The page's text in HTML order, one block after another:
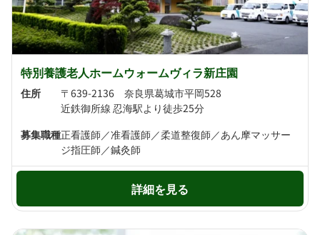
特別養護老人ホームウォームヴィラ新庄園
住所
〒639-2136 奈良県葛城市平岡528
近鉄御所線 忍海駅より徒歩25分
募集職種正看護師／准看護師／柔道整復師／あん摩マッサー
ジ指圧師／鍼灸師
詳細を見る